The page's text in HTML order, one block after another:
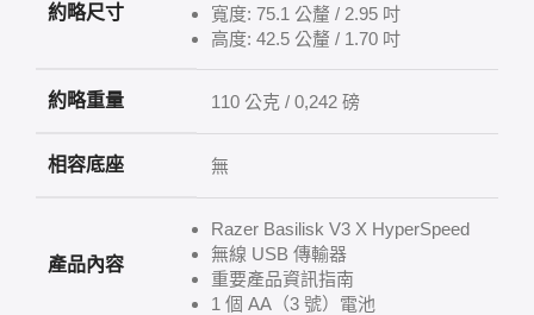
約略尺寸
寬度: 75.1 公釐 / 2.95 吋
高度: 42.5 公釐 / 1.70 吋
約略重量 110 公克 / 0,242 磅
相容底座 無
產品內容
Razer Basilisk V3 X HyperSpeed
無線 USB 傳輸器
重要產品資訊指南
1 個 AA（3 號）電池